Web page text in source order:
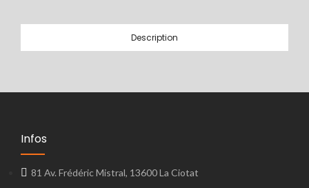
Description
Infos
81 Av. Frédéric Mistral, 13600 La Ciotat